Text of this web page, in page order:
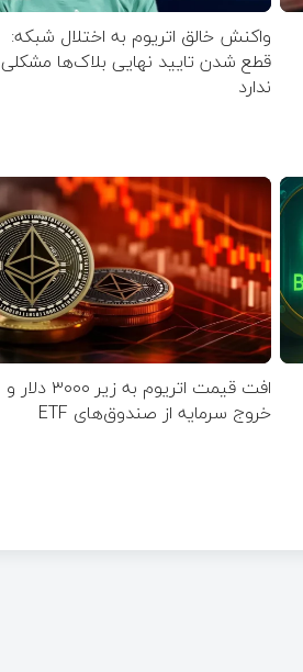
واکنش خالق اتریوم به اختلال شبکه:
قطع شدن تایید نهایی بلاک‌ها مشکلی
ندارد
افت قیمت اتریوم به زیر ۳۰۰۰ دلار و
خروج سرمایه از صندوق‌های ETF